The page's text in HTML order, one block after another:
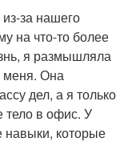
за нашего
на что-то более
я размышляла
меня. Она
дел, а я только
тело в офис. У
навыки, которые